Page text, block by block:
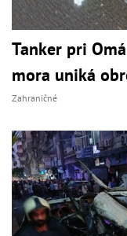
Tanker pri
mora uniká
Zahraničné